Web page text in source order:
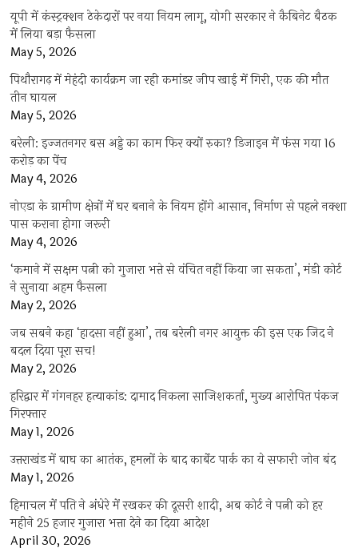
यूपी में कंस्ट्रक्शन ठेकेदारों पर नया नियम लागू, योगी सरकार ने कैबिनेट बैठक
में लिया बड़ा फैसला
May 5, 2026
पिथौरागढ़ में मेहंदी कार्यक्रम जा रही कमांडर जीप खाई में गिरी, एक की मौत
तीन घायल
May 5, 2026
बरेली: इज्जतनगर बस अड्डे का काम फिर क्यों रुका? डिजाइन में फंस गया 16
करोड़ का पेंच
May 4, 2026
नोएडा के ग्रामीण क्षेत्रों में घर बनाने के नियम होंगे आसान, निर्माण से पहले नक्शा
पास कराना होगा जरूरी
May 4, 2026
‘कमाने में सक्षम पत्नी को गुजारा भत्ते से वंचित नहीं किया जा सकता’, मंडी कोर्ट
ने सुनाया अहम फैसला
May 2, 2026
जब सबने कहा ‘हादसा नहीं हुआ’, तब बरेली नगर आयुक्त की इस एक जिद ने
बदल दिया पूरा सच!
May 2, 2026
हरिद्वार में गंगनहर हत्याकांड: दामाद निकला साजिशकर्ता, मुख्य आरोपित पंकज
गिरफ्तार
May 1, 2026
उत्तराखंड में बाघ का आतंक, हमलों के बाद कार्बेट पार्क का ये सफारी जोन बंद
May 1, 2026
हिमाचल में पति ने अंधेरे में रखकर की दूसरी शादी, अब कोर्ट ने पत्नी को हर
महीने 25 हजार गुजारा भत्ता देने का दिया आदेश
April 30, 2026